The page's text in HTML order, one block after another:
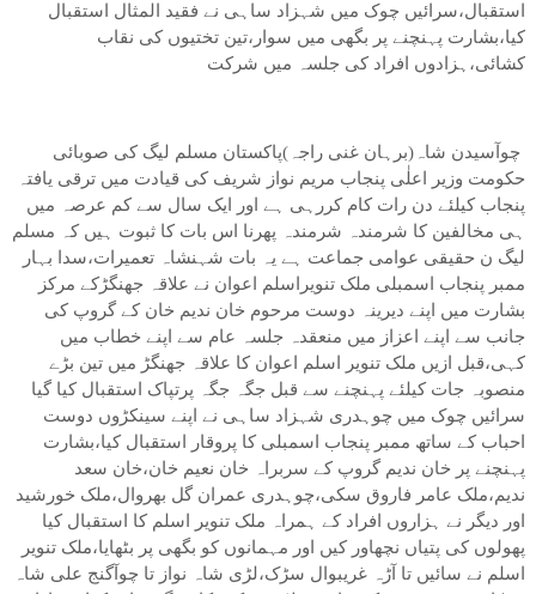
استقبال،سرائیں چوک میں شہزاد ساہی نے فقید المثال استقبال
کیا،بشارت پہنچنے پر بگھی میں سوار،تین تختیوں کی نقاب
کشائی،ہزادوں افراد کی جلسہ میں شرکت
چوآسیدن شاہ(برہان غنی راجہ)پاکستان مسلم لیگ کی صوبائی
حکومت وزیر اعلٰی پنجاب مریم نواز شریف کی قیادت میں ترقی یافتہ
پنجاب کیلئے دن رات کام کررہی ہے اور ایک سال سے کم عرصہ میں
ہی مخالفین کا شرمندہ شرمندہ پھرنا اس بات کا ثبوت ہیں کہ مسلم
لیگ ن حقیقی عوامی جماعت ہے یہ بات شہنشاہ تعمیرات،سدا بہار
ممبر پنجاب اسمبلی ملک تنویراسلم اعوان نے علاقہ جھنگڑکے مرکز
بشارت میں اپنے دیرینہ دوست مرحوم خان ندیم خان کے گروپ کی
جانب سے اپنے اعزاز میں منعقدہ جلسہ عام سے اپنے خطاب میں
کہی،قبل ازیں ملک تنویر اسلم اعوان کا علاقہ جھنگڑ میں تین بڑے
منصوبہ جات کیلئے پہنچنے سے قبل جگہ جگہ پرتپاک استقبال کیا گیا
سرائیں چوک میں چوہدری شہزاد ساہی نے اپنے سینکڑوں دوست
احباب کے ساتھ ممبر پنجاب اسمبلی کا پروقار استقبال کیا،بشارت
پہنچنے پر خان ندیم گروپ کے سربراہ خان نعیم خان،خان سعد
ندیم،ملک عامر فاروق سکی،چوہدری عمران گل بھروال،ملک خورشید
اور دیگر نے ہزاروں افراد کے ہمراہ ملک تنویر اسلم کا استقبال کیا
پھولوں کی پتیاں نچھاور کیں اور مہمانوں کو بگھی پر بٹھایا،ملک تنویر
اسلم نے سائیں تا آڑہ غریبوال سڑک،لڑی شاہ نواز تا چوآگنج علی شاہ